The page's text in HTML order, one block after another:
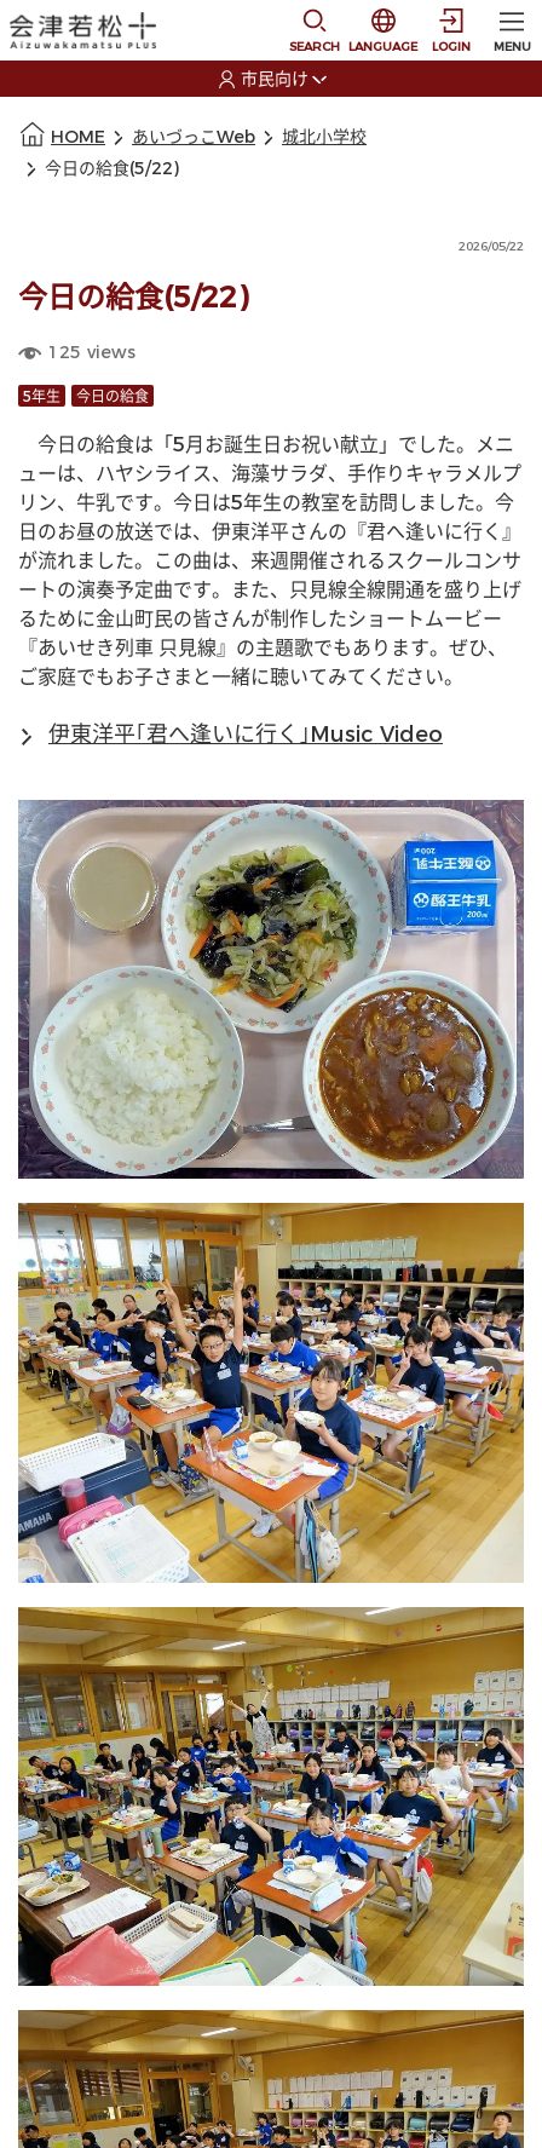
SEARCH
選択すると言語の切
LANGUAGE LOGIN MENU
市民向け
HOME あいづっこWeb
城北小学校
今日の給食(5/22)
2026/05/22
今日の給食(5/22)
125 views
5年生 今日の給食
今日の給食は「5月お誕生日お祝い献立」でした。メニ
ューは、ハヤシライス、海藻サラダ、手作りキャラメルプ
リン、牛乳です。今日は5年生の教室を訪問しました。今
日のお昼の放送では、伊東洋平さんの『君へ逢いに行く』
が流れました。この曲は、来週開催されるスクールコンサ
ートの演奏予定曲です。また、只見線全線開通を盛り上げ
るために金山町民の皆さんが制作したショートムービー
『あいせき列車 只見線』の主題歌でもあります。ぜひ、
ご家庭でもお子さまと一緒に聴いてみてください。
伊東洋平｢君へ逢いに行く｣Music Video